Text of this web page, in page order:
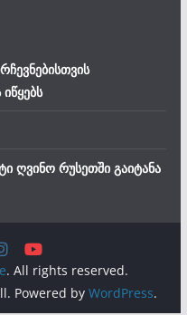
ღვინო რუსეთში გაიტანა
. All rights reserved.
Powered by WordPress.